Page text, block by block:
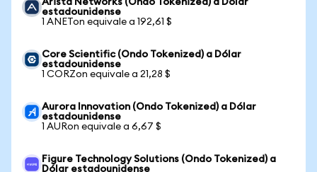
Arista Networks (Ondo Tokenized) a Dólar
estadounidense
1 ANETon equivale a 192,61 $
Core Scientific (Ondo Tokenized) a Dólar
estadounidense
1 CORZon equivale a 21,28 $
Aurora Innovation (Ondo Tokenized) a Dólar
estadounidense
1 AURon equivale a 6,67 $
Figure Technology Solutions (Ondo Tokenized) a
Dólar estadounidense